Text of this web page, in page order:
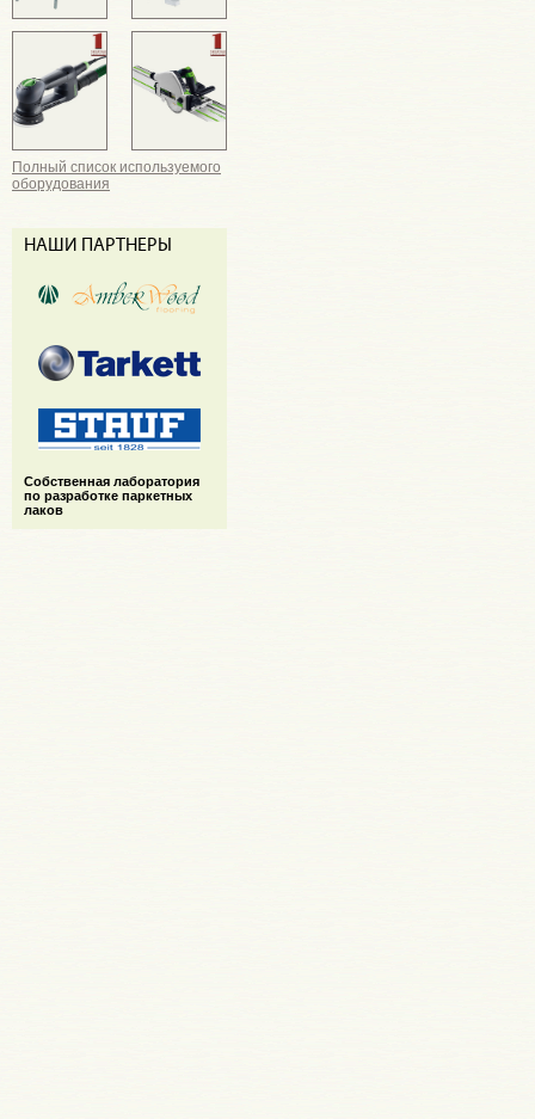
Полный список используемого
оборудования
НАШИ ПАРТНЕРЫ
Cобственная лаборатория
по разработке паркетных
лаков